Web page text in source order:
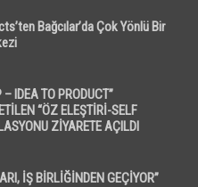
Bağcılar’da Çok Yönlü Bir
IDEA TO PRODUCT”
“ÖZ ELEŞTİRİ-SELF
ZİYARETE AÇILDI
İŞ BİRLİĞİNDEN GEÇİYOR”